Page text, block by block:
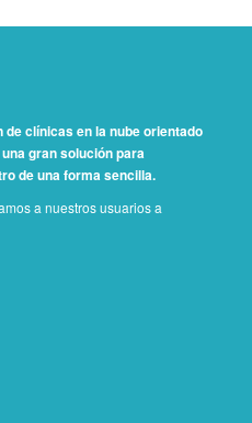
clínicas en la nube orientado
gran solución para
de una forma sencilla.
a nuestros usuarios a